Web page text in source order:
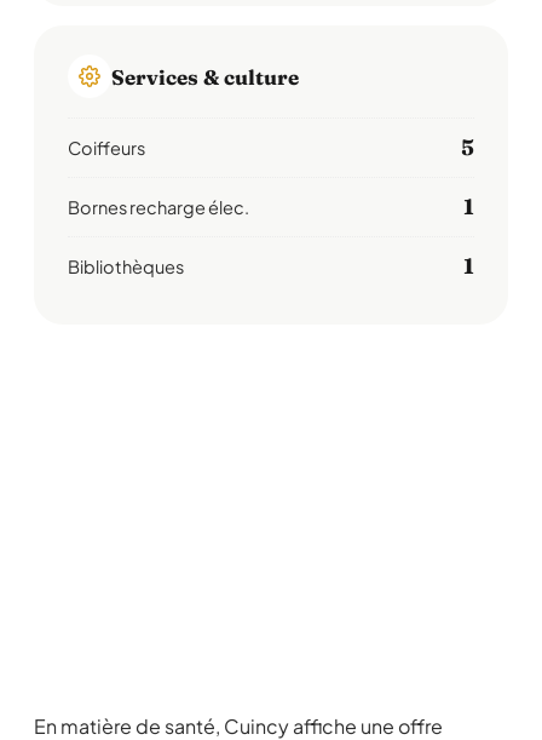
Services & culture
Coiffeurs 5
Bornes recharge élec. 1
Bibliothèques 1
En matière de santé, Cuincy affiche une offre